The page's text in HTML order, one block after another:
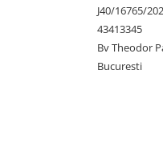
J40/16765/
43413345
Bv Theodor
Bucuresti